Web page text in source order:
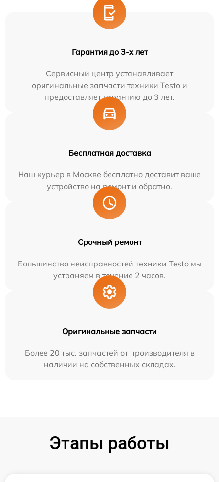
Гарантия до 3-х лет
Сервисный центр устанавливает
оригинальные запчасти техники Testo и
предоставляет гарантию до 3 лет.
Бесплатная доставка
Наш курьер в Москве бесплатно доставит ваше
устройство на ремонт и обратно.
Срочный ремонт
Большинство неисправностей техники Testo мы
устраняем в течение 2 часов.
Оригинальные запчасти
Более 20 тыс. запчастей от производителя в
наличии на собственных складах.
Этапы работы